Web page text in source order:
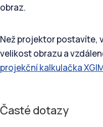
obraz.
Než projektor postavíte,
velikost obrazu a
projekční kalkulačka
Časté dotazy